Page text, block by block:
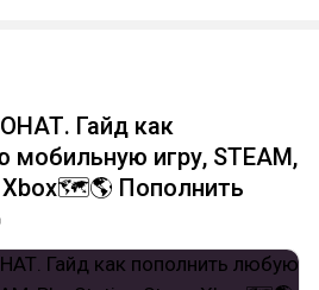
Гайд как
мобильную игру, STEAM,
Xbox🗺️🌎 Пополнить